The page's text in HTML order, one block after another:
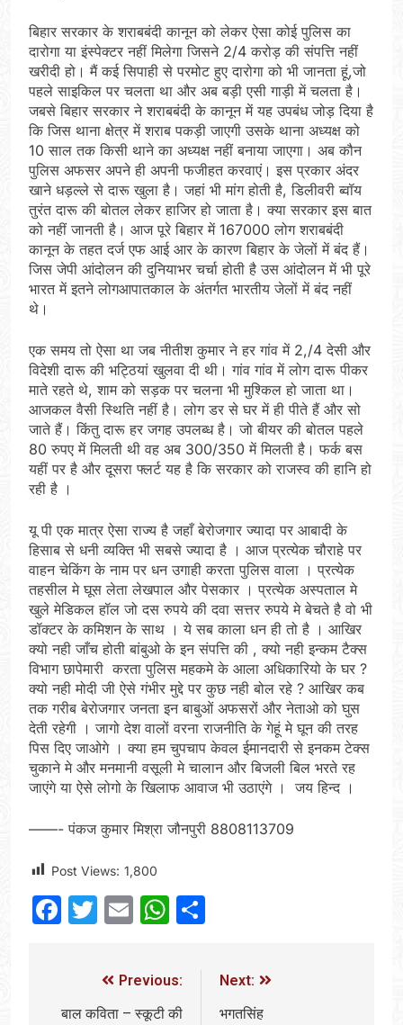
बिहार सरकार के शराबबंदी कानून को लेकर ऐसा कोई पुलिस का
दारोगा या इंस्पेक्टर नहीं मिलेगा जिसने 2/4 करोड़ की संपत्ति नहीं
खरीदी हो। मैं कई सिपाही से परमोट हुए दारोगा को भी जानता हूं,जो
पहले साइकिल पर चलता था और अब बड़ी एसी गाड़ी में चलता है।
जबसे बिहार सरकार ने शराबबंदी के कानून में यह उपबंध जोड़ दिया है
कि जिस थाना क्षेत्र में शराब पकड़ी जाएगी उसके थाना अध्यक्ष को
10 साल तक किसी थाने का अध्यक्ष नहीं बनाया जाएगा। अब कौन
पुलिस अफसर अपने ही अपनी फजीहत करवाएं। इस प्रकार अंदर
खाने धड़ल्ले से दारू खुला है। जहां भी मांग होती है, डिलीवरी ब्वॉय
तुरंत दारू की बोतल लेकर हाजिर हो जाता है। क्या सरकार इस बात
को नहीं जानती है। आज पूरे बिहार में 167000 लोग शराबबंदी
कानून के तहत दर्ज एफ आई आर के कारण बिहार के जेलों में बंद हैं।
जिस जेपी आंदोलन की दुनियाभर चर्चा होती है उस आंदोलन में भी पूरे
भारत में इतने लोगआपातकाल के अंतर्गत भारतीय जेलों में बंद नहीं
थे।
एक समय तो ऐसा था जब नीतीश कुमार ने हर गांव में 2,/4 देसी और
विदेशी दारू की भट्ठियां खुलवा दी थी। गांव गांव में लोग दारू पीकर
माते रहते थे, शाम को सड़क पर चलना भी मुश्किल हो जाता था।
आजकल वैसी स्थिति नहीं है। लोग डर से घर में ही पीते हैं और सो
जाते हैं। किंतु दारू हर जगह उपलब्ध है। जो बीयर की बोतल पहले
80 रुपए में मिलती थी वह अब 300/350 में मिलती है। फर्क बस
यहीं पर है और दूसरा फ्लर्ट यह है कि सरकार को राजस्व की हानि हो
रही है ।
यू पी एक मात्र ऐसा राज्य है जहाँ बेरोजगार ज्यादा पर आबादी के
हिसाब से धनी व्यक्ति भी सबसे ज्यादा है । आज प्रत्येक चौराहे पर
वाहन चेकिंग के नाम पर धन उगाही करता पुलिस वाला । प्रत्येक
तहसील मे घूस लेता लेखपाल और पेसकार । प्रत्येक अस्पताल मे
खुले मेडिकल हॉल जो दस रुपये की दवा सत्तर रुपये मे बेचते है वो भी
डॉक्टर के कमिशन के साथ । ये सब काला धन ही तो है । आखिर
क्यो नही जाँच होती बांबुओ के इन संपत्ति की , क्यो नही इन्कम टैक्स
विभाग छापेमारी करता पुलिस महकमे के आला अधिकारियो के घर ?
क्यो नही मोदी जी ऐसे गंभीर मुद्दे पर कुछ नही बोल रहे ? आखिर कब
तक गरीब बेरोजगार जनता इन बाबुओं अफसरों और नेताओ को घुस
देती रहेगी । जागो देश वालों वरना राजनीति के गेहूं मे घून की तरह
पिस दिए जाओगे । क्या हम चुपचाप केवल ईमानदारी से इनकम टेक्स
चुकाने मे और मनमानी वसूली मे चालान और बिजली बिल भरते रह
जाएंगे या ऐसे लोगो के खिलाफ आवाज भी उठाएंगे । जय हिन्द ।
——- पंकज कुमार मिश्रा जौनपुरी 8808113709
Post Views: 1,800
Facebook
Twitter
EmailWhatsApp
Previous:
बाल कविता – स्कूटी की
Next:
भगतसिंह